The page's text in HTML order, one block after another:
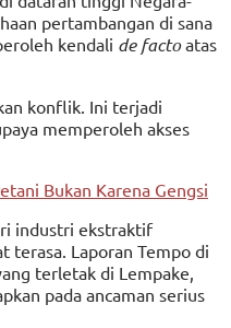
pertambangan di sana
kendali de factoatas
konflik. Ini terjadi
memperoleh akses
Bukan Karena Gengsi
industri ekstraktif
terasa. Laporan Tempo di
terletak di Lempake,
pada ancaman serius